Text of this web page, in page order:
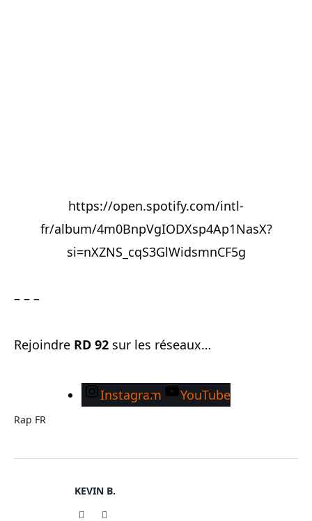
https://open.spotify.com/intl-
fr/album/4m0BnpVgIODXsp4Ap1NasX?
si=nXZNS_cqS3GlWidsmnCF5g
– – –
Rejoindre RD 92 sur les réseaux…
Instagram YouTube
Rap FR
KEVIN B.
Website